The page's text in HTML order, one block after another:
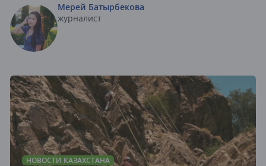
Мерей Батырбекова
журналист
НОВОСТИ КАЗАХСТАНА